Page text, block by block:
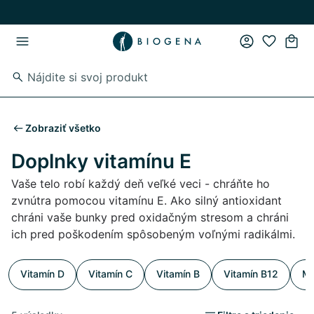
Zobraziť všetko
Doplnky vitamínu E
Vaše telo robí každý deň veľké veci - chráňte ho
zvnútra pomocou vitamínu E. Ako silný antioxidant
chráni vaše bunky pred oxidačným stresom a chráni
ich pred poškodením spôsobeným voľnými radikálmi.
Vitamín D Vitamín C Vitamín B Vitamín B12